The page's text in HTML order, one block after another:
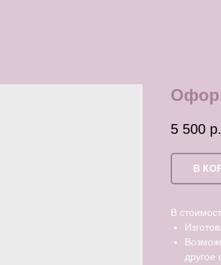
5 500 р.
В
В
другое